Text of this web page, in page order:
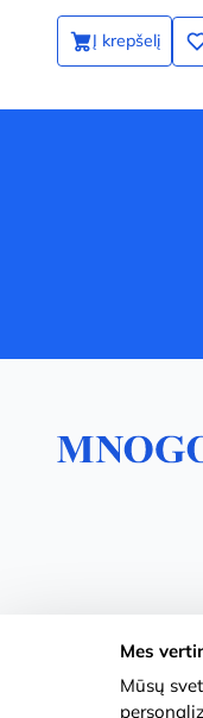
Į krepšelį
Mes
Mūsų